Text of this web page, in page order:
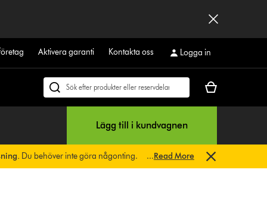
Aktivera garanti Kontakta oss Logga in
Sök
Kundvagnen
Lägg till i kundvagnen
Du behöver inte göra någonting. ...Read More